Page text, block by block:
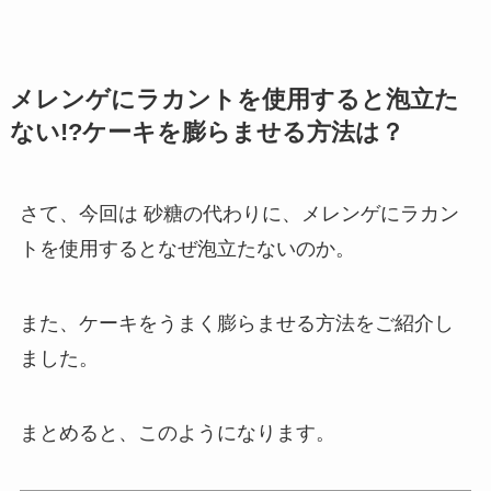
メレンゲにラカントを使用すると泡立た
ない!?ケーキを膨らませる方法は？
さて、今回は 砂糖の代わりに、メレンゲにラカン
トを使用するとなぜ泡立たないのか。
また、ケーキをうまく膨らませる方法をご紹介し
ました。
まとめると、このようになります。